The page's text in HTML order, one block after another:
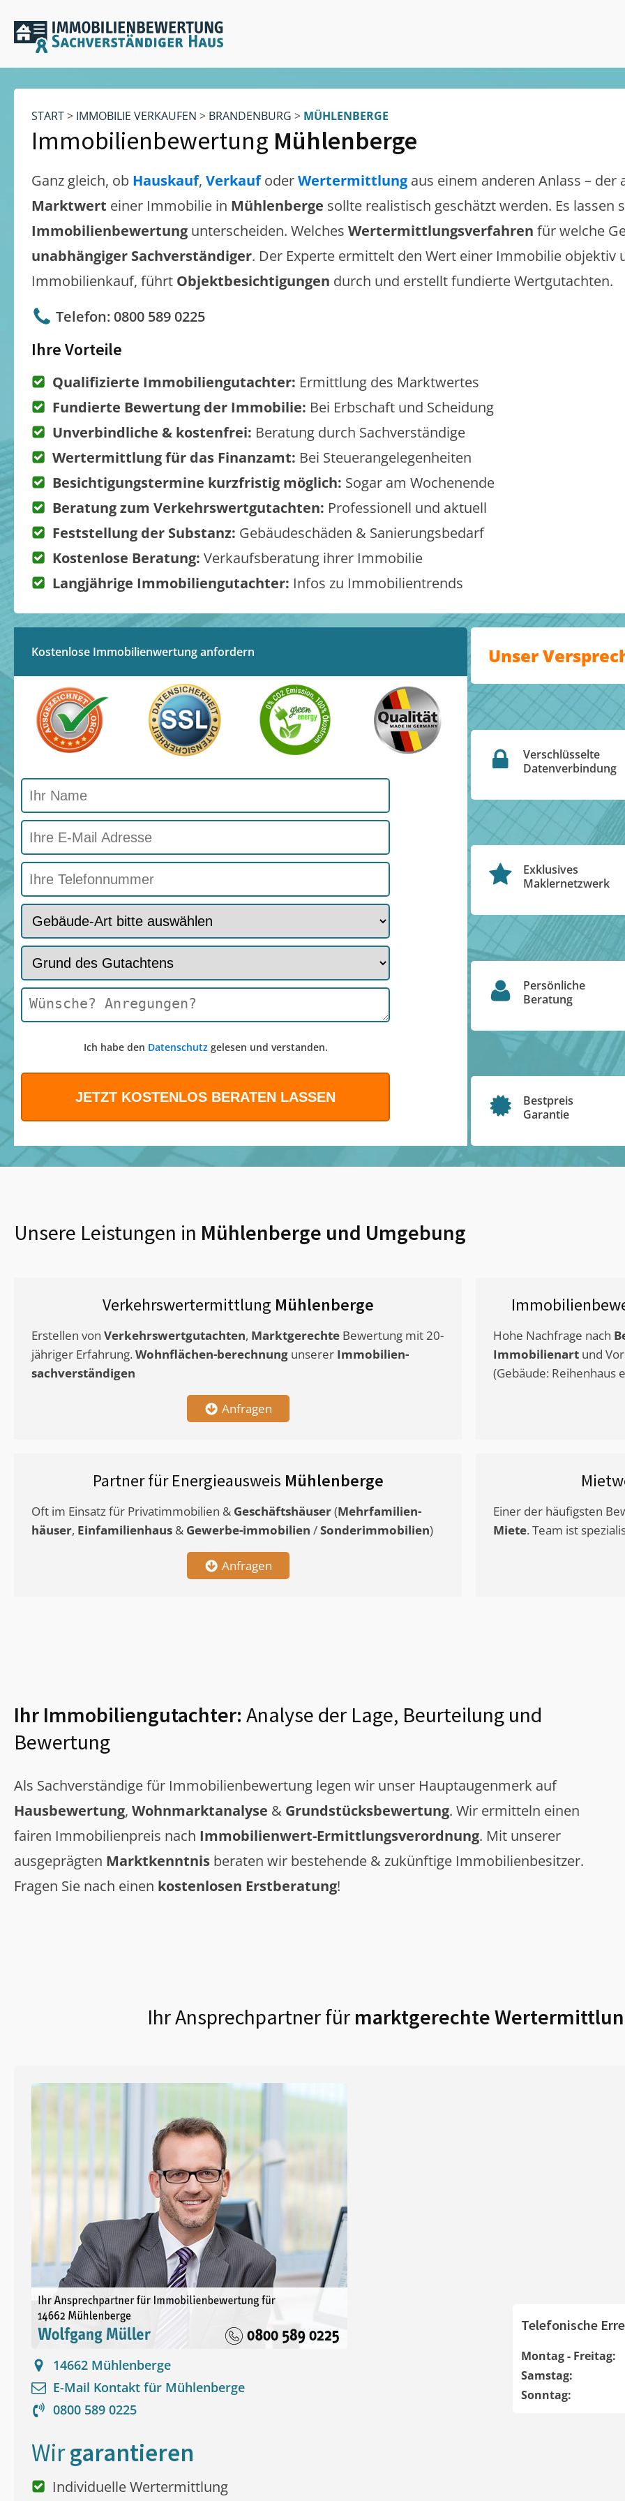
START> IMMOBILIE VERKAUFEN > BRANDENBURG > MÜHLENBERGE
Immobilienbewertung Mühlenberge
Ganz gleich, ob Hauskauf, VerkaufoderWertermittlung aus einem anderen Anlass – der
Marktwert einer Immobilie in Mühlenberge sollte realistisch geschätzt werden. Es lassen
Immobilienbewertung unterscheiden. Welches Wertermittlungsverfahren für welche
unabhängiger Sachverständiger. Der Experte ermittelt den Wert einer Immobilie objektiv
Immobilienkauf, führt Objektbesichtigungen durch und erstellt fundierte Wertgutachten.
Telefon: 0800 589 0225
Ihre Vorteile
Qualifizierte Immobiliengutachter: Ermittlung des Marktwertes
Fundierte Bewertung der Immobilie: Bei Erbschaft und Scheidung
Unverbindliche & kostenfrei: Beratung durch Sachverständige
Wertermittlung für das Finanzamt: Bei Steuerangelegenheiten
Besichtigungstermine kurzfristig möglich: Sogar am Wochenende
Beratung zum Verkehrswertgutachten: Professionell und aktuell
Feststellung der Substanz: Gebäudeschäden & Sanierungsbedarf
Kostenlose Beratung: Verkaufsberatung ihrer Immobilie
Langjährige Immobiliengutachter: Infos zu Immobilientrends
Kostenlose Immobilienwertung anfordern
Ich habe den Datenschutzgelesen und verstanden.
Unser
Verschlüsselte
Datenverbindung
Exklusives
Maklernetzwerk
Persönliche
Beratung
Bestpreis
Garantie
Unsere Leistungen in Mühlenberge und Umgebung
Verkehrswertermittlung Mühlenberge
Erstellen von Verkehrswertgutachten, Marktgerechte Bewertung mit 20-
jähriger Erfahrung. Wohnflächen-berechnung unserer Immobilien-
sachverständigen
Anfragen
Hohe Nachfrage nach
Immobilienart und
(Gebäude: Reihenhaus
Partner für Energieausweis Mühlenberge
Oft im Einsatz für Privatimmobilien & Geschäftshäuser(Mehrfamilien-
häuser, Einfamilienhaus & Gewerbe-immobilien /Sonderimmobilien)
Anfragen
Einer der häufigsten
Miete. Team ist
Ihr Immobiliengutachter: Analyse der Lage, Beurteilung und
Bewertung
Als Sachverständige für Immobilienbewertung legen wir unser Hauptaugenmerk auf
Hausbewertung, Wohnmarktanalyse & Grundstücksbewertung. Wir ermitteln einen
fairen Immobilienpreis nach Immobilienwert-Ermittlungsverordnung. Mit unserer
ausgeprägten Marktkenntnis beraten wir bestehende & zukünftige Immobilienbesitzer.
Fragen Sie nach einen kostenlosen Erstberatung!
Ihr Ansprechpartner fürmarktgerechte
14662 Mühlenberge
E-Mail Kontakt für Mühlenberge
0800 589 0225
Telefonische
Montag - Freitag:
Samstag:
Sonntag:
Wirgarantieren
Individuelle Wertermittlung